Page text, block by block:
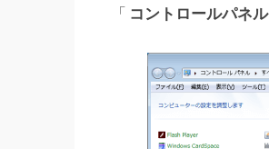
「 コントロールパネル